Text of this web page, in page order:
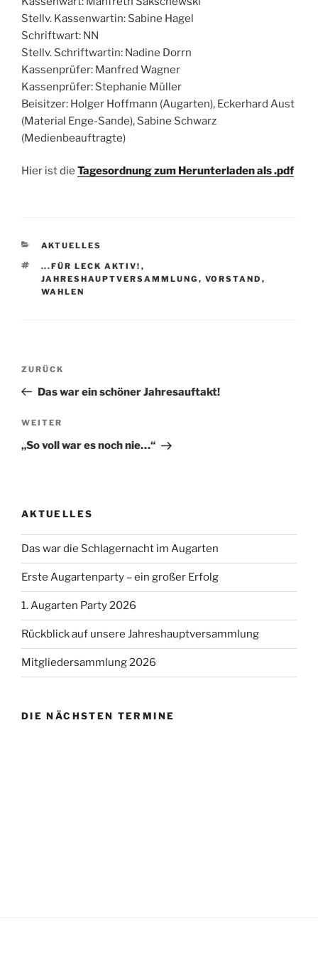
Stellv. Kassenwartin: Sabine Hagel
Schriftwart: NN
Stellv. Schriftwartin: Nadine Dorrn
Kassenprüfer: Manfred Wagner
Kassenprüfer: Stephanie Müller
Beisitzer: Holger Hoffmann (Augarten), Eckerhard Aust
(Material Enge-Sande), Sabine Schwarz
(Medienbeauftragte)
Hier ist die Tagesordnung zum Herunterladen als .pdf
KATEGORIEN
AKTUELLES
SCHLAGWÖRTER
...FÜR LECK AKTIV! ,
JAHRESHAUPTVERSAMMLUNG , VORSTAND ,
WAHLEN
Beitragsnavigation
Vorheriger
Beitrag
ZURÜCK
Das war ein schöner Jahresauftakt!
Nächster
Beitrag
WEITER
„So voll war es noch nie…“
AKTUELLES
Das war die Schlagernacht im Augarten
Erste Augartenparty – ein großer Erfolg
1. Augarten Party 2026
Rückblick auf unsere Jahreshauptversammlung
Mitgliedersammlung 2026
DIE NÄCHSTEN TERMINE